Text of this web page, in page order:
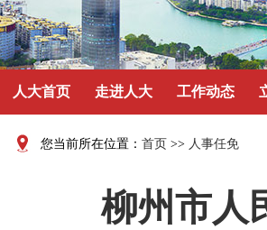
人大首页 走进人大 工作动态
您当前所在位置： 首页 >> 人事任免
柳州市人